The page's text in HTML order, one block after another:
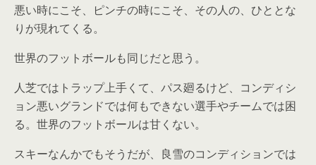
悪い時にこそ、ピンチの時にこそ、その人の、ひととな
りが現れてくる。
世界のフットボールも同じだと思う。
人芝ではトラップ上手くて、パス廻るけど、コンディシ
ョン悪いグランドでは何もできない選手やチームでは困
る。世界のフットボールは甘くない。
スキーなんかでもそうだが、良雪のコンディションでは